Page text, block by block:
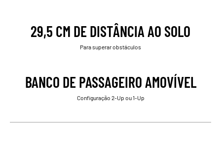
29,5 CM DE DISTÂNCIA AO SOLO
Para superar obstáculos
BANCO DE PASSAGEIRO AMOVÍVEL
Configuração 2-Up ou 1-Up